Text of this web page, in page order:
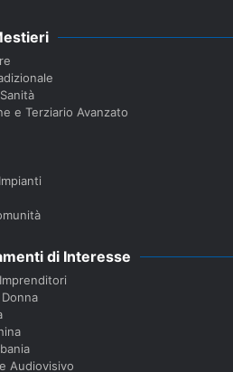
e Terziario Avanzato
di Interesse
Audiovisivo